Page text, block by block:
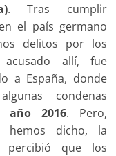
. Tras cumplir
el país germano
delitos por los
allí, fue
a España, donde
condenas
año 2016. Pero,
hemos dicho, la
que los